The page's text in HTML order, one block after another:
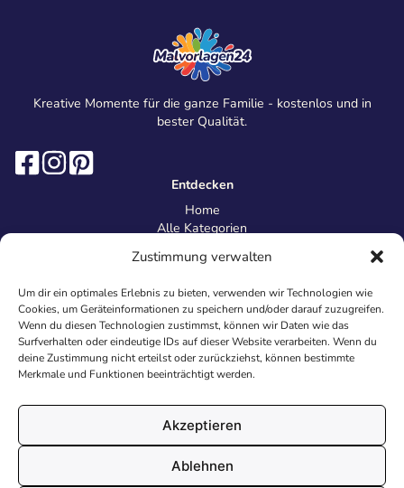
Zustimmung verwalten
Um dir ein optimales Erlebnis zu bieten, verwenden wir Technologien wie
Cookies, um Geräteinformationen zu speichern und/oder darauf zuzugreifen.
Wenn du diesen Technologien zustimmst, können wir Daten wie das
Surfverhalten oder eindeutige IDs auf dieser Website verarbeiten. Wenn du
deine Zustimmung nicht erteilst oder zurückziehst, können bestimmte
Merkmale und Funktionen beeinträchtigt werden.
Akzeptieren
Ablehnen
Kreative Momente für die ganze Familie - kostenlos und in
bester Qualität.
Entdecken
Home
Alle Kategorien
Information
Über uns
Kontakt
Inhaltsrichtlinien
Recht & Datenschutz
Impressum
AGB
Cookies